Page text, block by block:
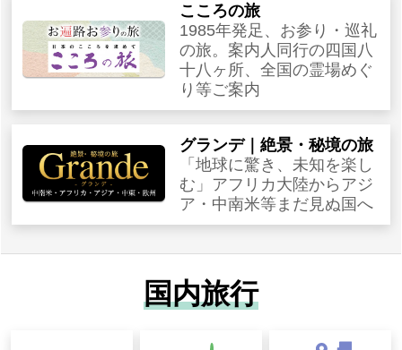
こころの旅
1985年発足、お参り・巡礼
の旅。案内人同行の四国八
十八ヶ所、全国の霊場めぐ
り等ご案内
グランデ｜絶景・秘境の旅
「地球に驚き、未知を楽し
む」アフリカ大陸からアジ
ア・中南米等まだ見ぬ国へ
国内旅行